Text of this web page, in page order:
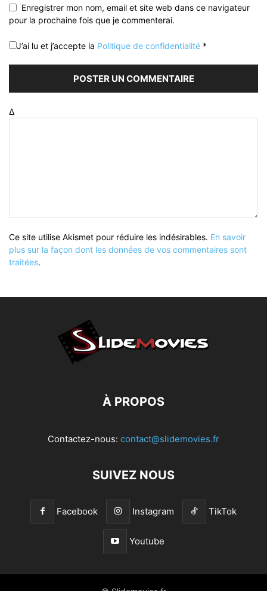
Enregistrer mon nom, email et site web dans ce navigateur
pour la prochaine fois que je commenterai.
J’ai lu et j’accepte la Politique de confidentialité *
Δ
Ce site utilise Akismet pour réduire les indésirables. En savoir
plus sur la façon dont les données de vos commentaires sont
traitées.
À PROPOS
Contactez-nous: contact@slidemovies.fr
SUIVEZ NOUS
Facebook Instagram TikTok
Youtube